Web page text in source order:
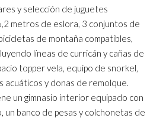
y selección de juguetes
metros de eslora, 3 conjuntos de
de montaña compatibles,
líneas de curricán y cañas de
topper vela, equipo de snorkel,
acuáticos y donas de remolque.
un gimnasio interior equipado con
un banco de pesas y colchonetas de